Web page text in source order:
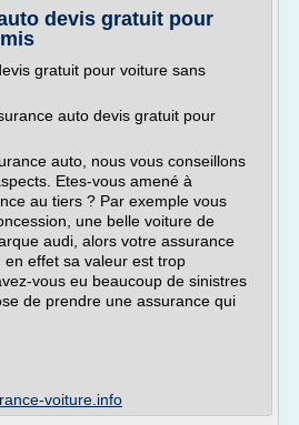
devis gratuit pour
gratuit pour voiture sans
auto devis gratuit pour
auto, nous vous conseillons
Etes-vous amené à
au tiers ? Par exemple vous
une belle voiture de
audi, alors votre assurance
effet sa valeur est trop
vous eu beaucoup de sinistres
de prendre une assurance qui
voiture.info